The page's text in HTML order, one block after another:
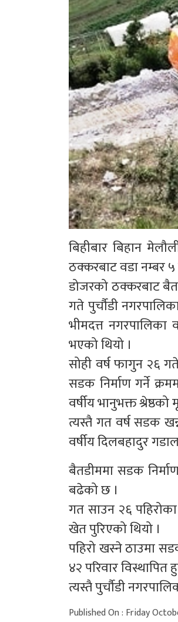
बिहीबार बिहान
ठक्करबाट वडा नम्बर
डोजरको ठक्करबाट
गते पुर्चौडी
भीमदत्त
भएको थियो ।
सोही वर्ष फागुन २६
सडक निर्माण गर्ने
वर्षीय भानुभक्त
त्यस्तै गत वर्ष सडक
वर्षीय दिलबहादुर
बैतडीममा सडक
बढेको छ ।
गत साउन २६
खेत पुरिएको थियो ।
पहिरो खस्ने ठाउमा
४२ परिवार
त्यस्तै पुर्चौडी
Published On : Friday